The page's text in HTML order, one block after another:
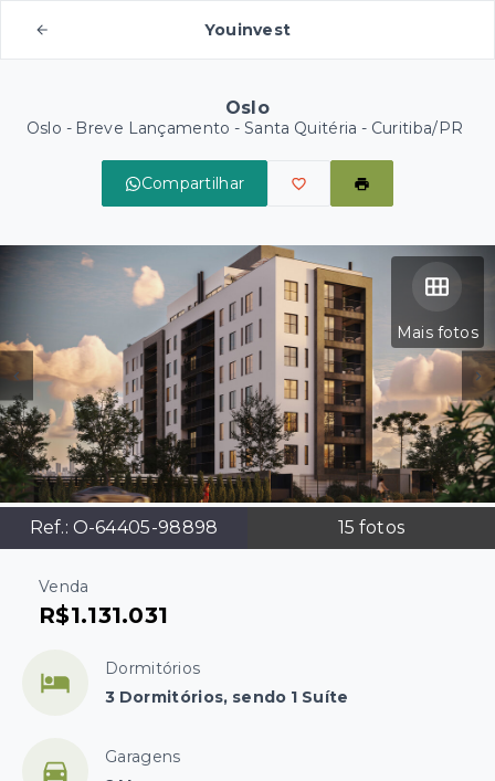
Youinvest
Oslo
Oslo - Breve Lançamento - Santa Quitéria - Curitiba/PR
Compartilhar
Mais fotos
Ref.: O-64405-98898 15 fotos
Venda
R$1.131.031
Dormitórios
3 Dormitórios, sendo 1 Suíte
Garagens